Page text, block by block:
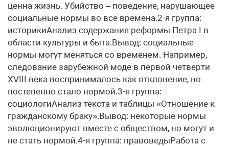
ценна жизнь. Убийство – поведение, нарушающее
социальные нормы во все времена.2-я группа:
историкиАнализ содержания реформы Петра I в
области культуры и быта.Вывод: социальные
нормы могут меняться со временем. Например,
следование зарубежной моде в первой четверти
XVIII века воспринималось как отклонение, но
постепенно стало нормой.3-я группа:
социологиАнализ текста и таблицы «Отношение к
гражданскому браку».Вывод: некоторые нормы
эволюционируют вместе с обществом, но могут и
не стать нормой.4-я группа: правоведыРабота с